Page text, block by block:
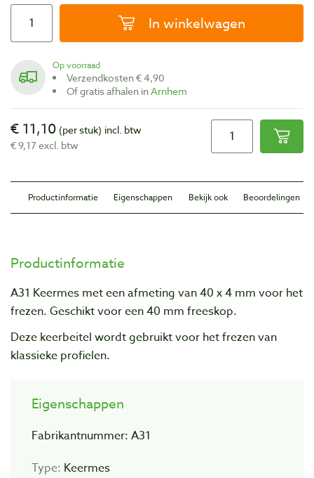
In winkelwagen
Op voorraad
Verzendkosten € 4,90
Of gratis afhalen inArnhem
€ 11,10 (per stuk) incl. btw
€ 9,17 excl. btw
Productinformatie Eigenschappen Bekijk ook Beoordelingen
Productinformatie
A31 Keermes met een afmeting van 40 x 4 mm voor het
frezen. Geschikt voor een 40 mm freeskop.
Deze keerbeitel wordt gebruikt voor het frezen van
klassieke profielen.
Eigenschappen
Fabrikantnummer: A31
Type: Keermes